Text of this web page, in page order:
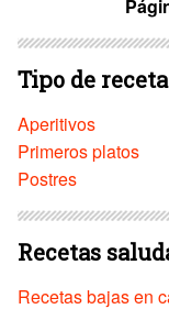
Tipo de receta
Aperitivos
Primeros platos
Postres
Recetas
Recetas bajas en